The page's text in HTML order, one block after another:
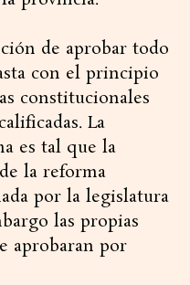
de aprobar todo
con el principio
constitucionales
La
es tal que la
la reforma
por la legislatura
las propias
aprobaran por